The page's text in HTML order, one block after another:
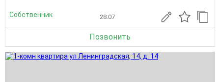
Собственник 28.07
Позвонить